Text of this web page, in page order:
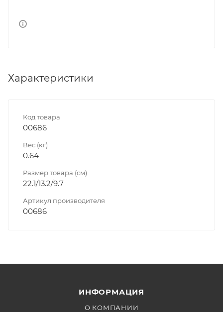
Характеристики
Код товара
00686
Вес (кг)
0.64
Размер товара (см)
22.1/13.2/9.7
Артикул производителя
00686
ИНФОРМАЦИЯ
О КОМПАНИИ